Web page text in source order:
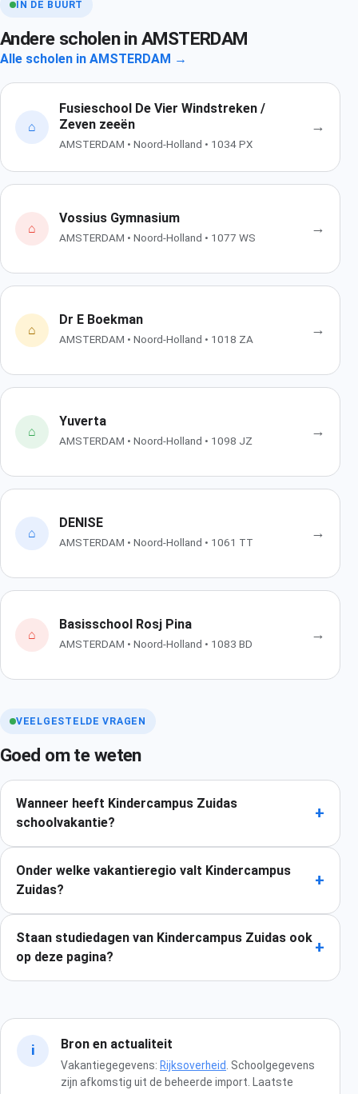
IN DE BUURT
Andere scholen in AMSTERDAM
Alle scholen in AMSTERDAM →
⌂
Fusieschool De Vier Windstreken /
Zeven zeeën
AMSTERDAM • Noord-Holland • 1034 PX
→
⌂
Vossius Gymnasium
AMSTERDAM • Noord-Holland • 1077 WS
→
⌂
Dr E Boekman
AMSTERDAM • Noord-Holland • 1018 ZA
→
⌂
Yuverta
AMSTERDAM • Noord-Holland • 1098 JZ
→
⌂
DENISE
AMSTERDAM • Noord-Holland • 1061 TT
→
⌂
Basisschool Rosj Pina
AMSTERDAM • Noord-Holland • 1083 BD
→
VEELGESTELDE VRAGEN
Goed om te weten
Wanneer heeft Kindercampus Zuidas
schoolvakantie?
+
Onder welke vakantieregio valt Kindercampus
Zuidas?
+
Staan studiedagen van Kindercampus Zuidas ook
op deze pagina?
+
i Bron en actualiteit
Vakantiegegevens: Rijksoverheid . Schoolgegevens
zijn afkomstig uit de beheerde import. Laatste